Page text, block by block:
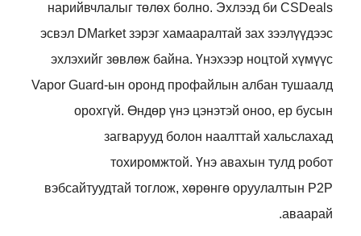
нарийвчлалыг төлөх болно. Эхлээд би CSDeals
эсвэл DMarket зэрэг хамааралтай зах зээлүүдээс
эхлэхийг зөвлөж байна. Үнэхээр ноцтой хүмүүс
Vapor Guard-ын оронд профайлын албан тушаалд
орохгүй. Өндөр үнэ цэнэтэй оноо, ер бусын
загварууд болон наалттай хальслахад
тохиромжтой. Үнэ авахын тулд робот
вэбсайтуудтай тоглож, хөрөнгө оруулалтын P2P
аваарай.